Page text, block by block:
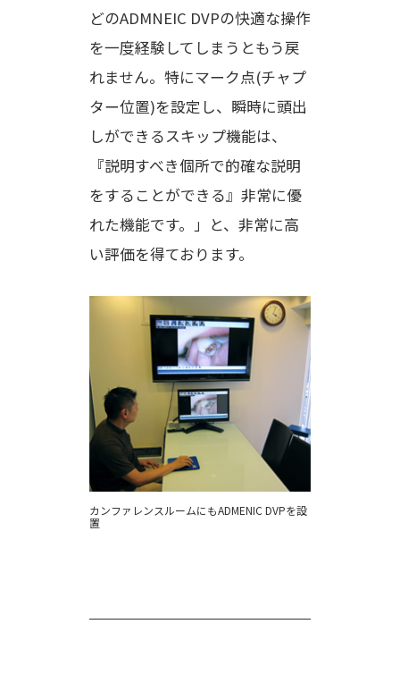
どのADMNEIC DVPの快適な操作
を一度経験してしまうともう戻
れません。特にマーク点(チャプ
ター位置)を設定し、瞬時に頭出
しができるスキップ機能は、
『説明すべき個所で的確な説明
をすることができる』非常に優
れた機能です。」と、非常に高
い評価を得ております。
カンファレンスルームにもADMENIC DVPを設
置